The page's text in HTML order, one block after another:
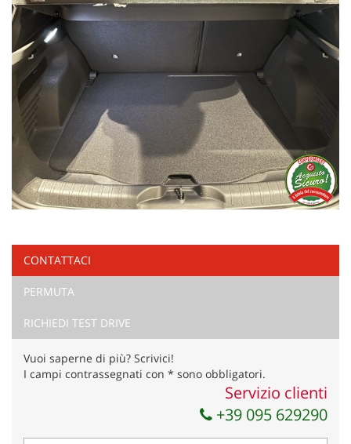
CONTATTACI
PERMUTA
RICHIEDI TEST DRIVE
Vuoi saperne di più? Scrivici!
I campi contrassegnati con * sono obbligatori.
Servizio clienti
+39 095 629290